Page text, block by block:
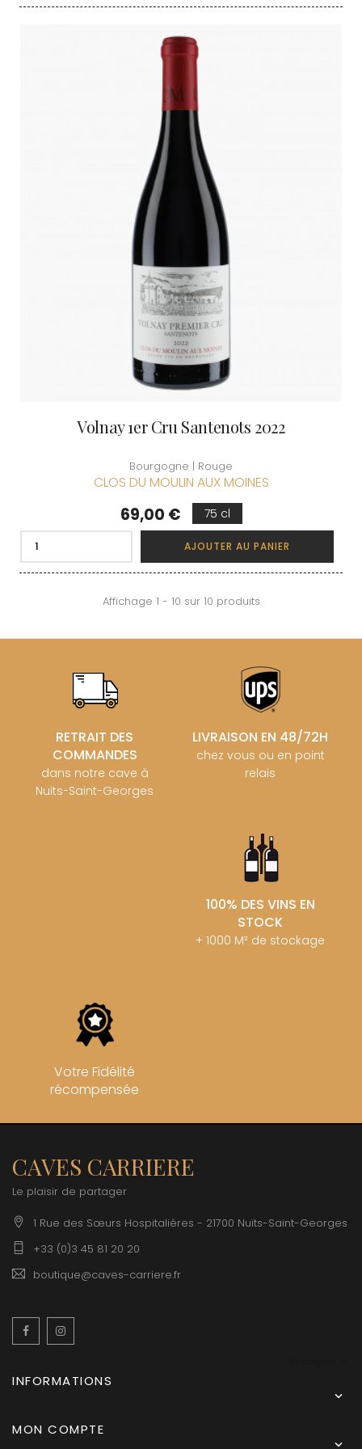
Volnay 1er Cru Santenots 2022
Bourgogne | Rouge
CLOS DU MOULIN AUX MOINES
Prix
69,00 € 75 cl
AJOUTER AU PANIER
Affichage 1 - 10 sur 10 produits
RETRAIT DES
COMMANDES
dans notre cave à
Nuits-Saint-Georges
LIVRAISON EN 48/72H
chez vous ou en point
relais
100% DES VINS EN
STOCK
+ 1000 M² de stockage
Votre Fidélité
récompensée
CAVES CARRIERE
Le plaisir de partager
1 Rue des Sœurs Hospitalières - 21700 Nuits-Saint-Georges
+33 (0)3 45 81 20 20
boutique@caves-carriere.fr
Facebook
INFORMATIONS

MON COMPTE
